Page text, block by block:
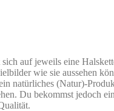
auf jeweils eine
wie sie aussehen
natürliches (Natur)-
Du bekommst jedoch